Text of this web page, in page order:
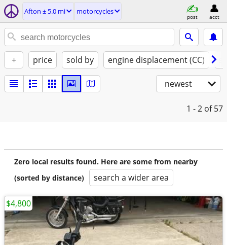
Afton ± 5.0 mi motorcycles
post acct
+ price sold by engine displacement (CC)
newest
1 - 2 of 57
Zero local results found. Here are some from nearby
(sorted by distance)
search a wider area
$4,800